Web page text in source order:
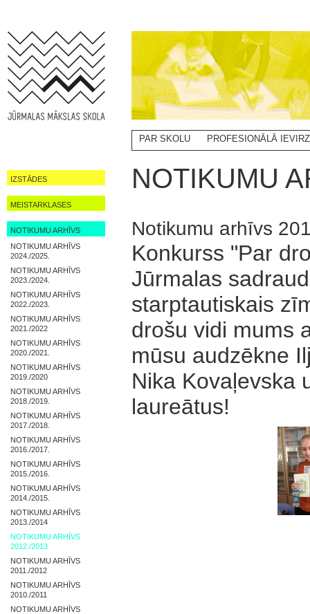
IZSTĀDES
MEISTARKLASES
NOTIKUMU ARHĪVS
NOTIKUMU ARHĪVS
2024./2025.
NOTIKUMU ARHĪVS
2023./2024.
NOTIKUMU ARHĪVS
2022./2023.
NOTIKUMU ARHĪVS
2021./2022
NOTIKUMU ARHĪVS
2020./2021.
NOTIKUMU ARHĪVS
2019./2020
NOTIKUMU ARHĪVS
2018./2019.
NOTIKUMU ARHĪVS
2017./2018.
NOTIKUMU ARHĪVS
2016./2017.
NOTIKUMU ARHĪVS
2015./2016.
NOTIKUMU ARHĪVS
2014./2015.
NOTIKUMU ARHĪVS
2013./2014
NOTIKUMU ARHĪVS
2012./2013
NOTIKUMU ARHĪVS
2011./2012
NOTIKUMU ARHĪVS
2010./2011
NOTIKUMU ARHĪVS
PAR SKOLU
PROFESIONĀLĀ
NOTIKUMU
Notikumu arhīvs
Konkurss "Par
Jūrmalas
starptautiskais
drošu vidi mums
mūsu audzēkne
Nika Kovaļevska
laureātus!